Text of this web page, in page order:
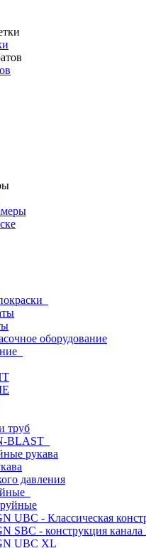
оборудование
труб
BLAST
рукава
давления
UBC - Классическая
SBC - конструкция
UBC XL